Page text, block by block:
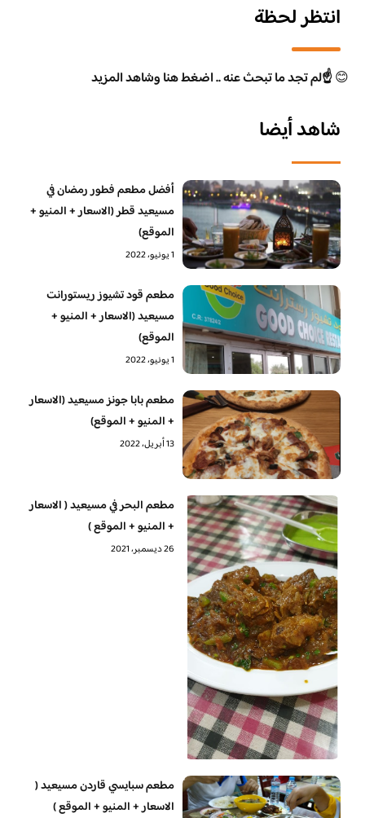
انتظر لحظة
😊☝️لم تجد ما تبحث عنه .. اضغط هنا وشاهد المزيد
شاهد أيضا
أفضل مطعم فطور رمضان في
مسيعيد قطر (الاسعار + المنيو +
الموقع)
1 يونيو، 2022
مطعم قود تشيوز ريستورانت
مسيعيد (الاسعار + المنيو +
الموقع)
1 يونيو، 2022
مطعم بابا جونز مسيعيد (الاسعار
+ المنيو + الموقع)
13 أبريل، 2022
مطعم البحر في مسيعيد ( الاسعار
+ المنيو + الموقع )
26 ديسمبر، 2021
مطعم سبايسي قاردن مسيعيد (
الاسعار + المنيو + الموقع )